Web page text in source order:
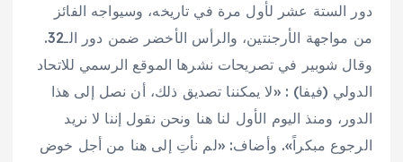
دور الستة عشر لأول مرة في تاريخه، وسيواجه الفائز
من مواجهة الأرجنتين، والرأس الأخضر ضمن دور الـ32.
وقال شوبير في تصريحات نشرها الموقع الرسمي للاتحاد
الدولي (فيفا) : «لا يمكننا تصديق ذلك، أن نصل إلى هذا
الدور، ومنذ اليوم الأول لنا هنا ونحن نقول إننا لا نريد
الرجوع مبكراً». وأضاف: «لم نأتِ إلى هنا من أجل خوض